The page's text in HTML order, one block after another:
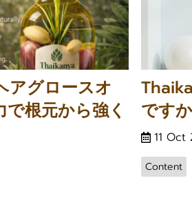
アグロースオ
根元から強く
です
11 Oct
Content